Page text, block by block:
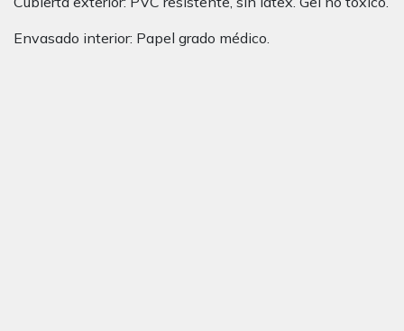
Envasado interior: Papel grado médico.